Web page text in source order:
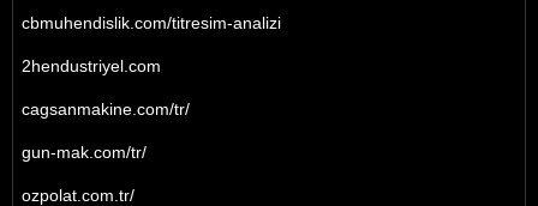
cbmuhendislik.com/titresim-analizi
2hendustriyel.com
cagsanmakine.com/tr/
gun-mak.com/tr/
ozpolat.com.tr/